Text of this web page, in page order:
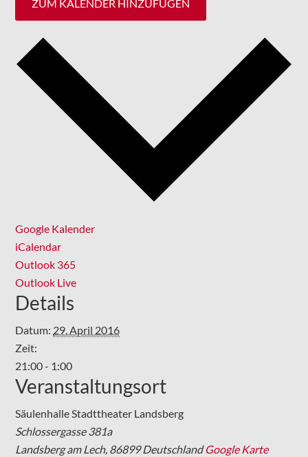
ZUM KALENDER HINZUFÜGEN
Google Kalender
iCalendar
Outlook 365
Outlook Live
Details
Datum: 29. April 2016
Zeit:
21:00 - 1:00
Veranstaltungsort
Säulenhalle Stadttheater Landsberg
Schlossergasse 381a
Landsberg am Lech, 86899Deutschland Google Karte